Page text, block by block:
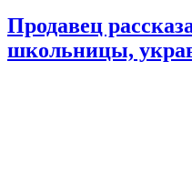
Продавец
школьницы,